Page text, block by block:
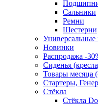
Сальники
Ремни
Шестерни
Новинки
Распродажа -
Сиденья
Товары месяца
Стартеры,
Стёкла
Стёкла